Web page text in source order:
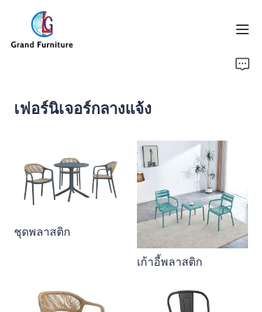
เฟอร์นิเจอร์กลางแจ้ง
ชุดพลาสติก
เก้าอี้พลาสติก
ผลิตภัณฑ์
ข่าวสาร